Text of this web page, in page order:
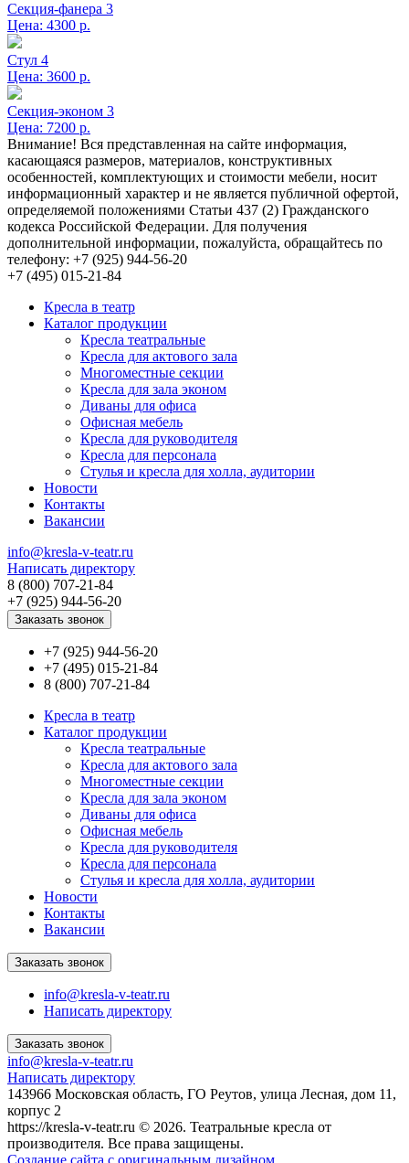
Секция-фанера 3
Цена: 4300 р.
Стул 4
Цена: 3600 р.
Секция-эконом 3
Цена: 7200 р.
Внимание! Вся представленная на сайте информация,
касающаяся размеров, материалов, конструктивных
особенностей, комплектующих и стоимости мебели, носит
информационный характер и не является публичной офертой,
определяемой положениями Статьи 437 (2) Гражданского
кодекса Российской Федерации. Для получения
дополнительной информации, пожалуйста, обращайтесь по
телефону: +7 (925) 944-56-20
+7 (495) 015-21-84
Кресла в театр
Каталог продукции
Кресла театральные
Кресла для актового зала
Многоместные секции
Кресла для зала эконом
Диваны для офиса
Офисная мебель
Кресла для руководителя
Кресла для персонала
Стулья и кресла для холла, аудитории
Новости
Контакты
Вакансии
info@kresla-v-teatr.ru
Написать директору
8 (800) 707-21-84
+7 (925) 944-56-20
Заказать звонок
+7 (925) 944-56-20
+7 (495) 015-21-84
8 (800) 707-21-84
Кресла в театр
Каталог продукции
Кресла театральные
Кресла для актового зала
Многоместные секции
Кресла для зала эконом
Диваны для офиса
Офисная мебель
Кресла для руководителя
Кресла для персонала
Стулья и кресла для холла, аудитории
Новости
Контакты
Вакансии
Заказать звонок
info@kresla-v-teatr.ru
Написать директору
Заказать звонок
info@kresla-v-teatr.ru
Написать директору
143966 Московская область, ГО Реутов, улица Лесная, дом 11,
корпус 2
https://kresla-v-teatr.ru © 2026. Театральные кресла от
производителя. Все права защищены.